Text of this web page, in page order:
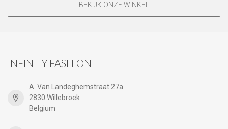
BEKIJK ONZE WINKEL
INFINITY FASHION
A. Van Landeghemstraat 27a
2830 Willebroek
Belgium